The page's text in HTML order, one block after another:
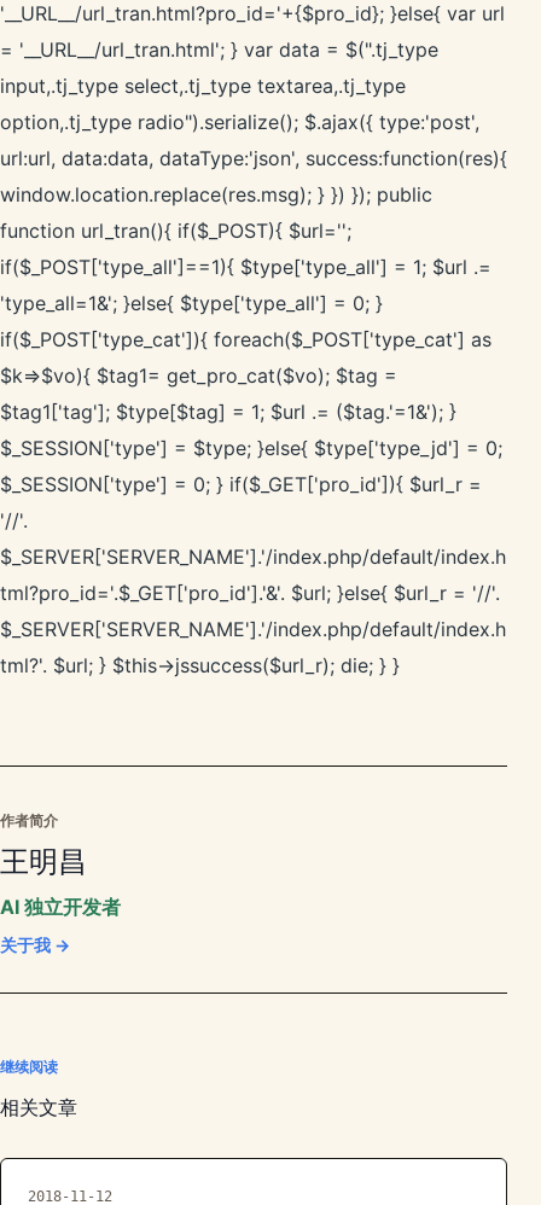
'__URL__/url_tran.html?pro_id='+{$pro_id}; }else{ var url
= '__URL__/url_tran.html'; } var data = $(".tj_type
input,.tj_type select,.tj_type textarea,.tj_type
option,.tj_type radio").serialize(); $.ajax({ type:'post',
url:url, data:data, dataType:'json', success:function(res){
window.location.replace(res.msg); } }) }); public
function url_tran(){ if($_POST){ $url='';
if($_POST['type_all']==1){ $type['type_all'] = 1; $url .=
'type_all=1&'; }else{ $type['type_all'] = 0; }
if($_POST['type_cat']){ foreach($_POST['type_cat'] as
$k=>$vo){ $tag1= get_pro_cat($vo); $tag =
$tag1['tag']; $type[$tag] = 1; $url .= ($tag.'=1&'); }
$_SESSION['type'] = $type; }else{ $type['type_jd'] = 0;
$_SESSION['type'] = 0; } if($_GET['pro_id']){ $url_r =
'//'.
$_SERVER['SERVER_NAME'].'/index.php/default/index.h
tml?pro_id='.$_GET['pro_id'].'&'. $url; }else{ $url_r = '//'.
$_SERVER['SERVER_NAME'].'/index.php/default/index.h
tml?'. $url; } $this->jssuccess($url_r); die; } }
作者简介
王明昌
AI 独立开发者
关于我 →
继续阅读
相关文章
2018-11-12